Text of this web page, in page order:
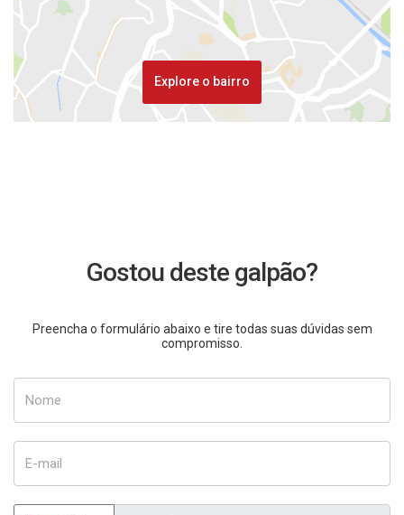
Explore o bairro
Gostou deste galpão?
Preencha o formulário abaixo e tire todas suas dúvidas sem
compromisso.